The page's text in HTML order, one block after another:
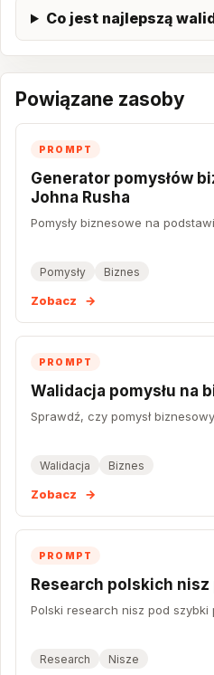
Co jest najlepszą
Powiązane zasoby
PROMPT
Generator pomysłów
Johna Rusha
Pomysły biznesowe na
Pomysły Biznes
Zobacz →
PROMPT
Walidacja pomysłu na
Sprawdź, czy pomysł
Walidacja Biznes
Zobacz →
PROMPT
Research polskich
Polski research nisz pod szybki
Research Nisze